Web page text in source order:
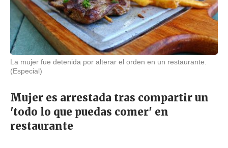
La mujer fue detenida por alterar el orden en un restaurante.
(Especial)
Mujer es arrestada tras compartir un
'todo lo que puedas comer' en
restaurante